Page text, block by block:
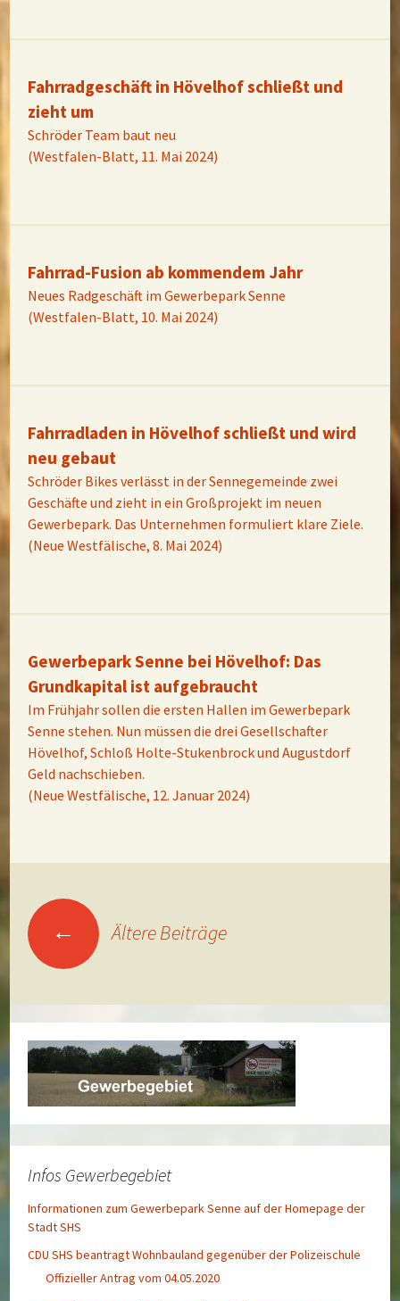
Fahrradgeschäft in Hövelhof schließt und
zieht um
Schröder Team baut neu
(Westfalen-Blatt, 11. Mai 2024)
Fahrrad-Fusion ab kommendem Jahr
Neues Radgeschäft im Gewerbepark Senne
(Westfalen-Blatt, 10. Mai 2024)
Fahrradladen in Hövelhof schließt und wird
neu gebaut
Schröder Bikes verlässt in der Sennegemeinde zwei
Geschäfte und zieht in ein Großprojekt im neuen
Gewerbepark. Das Unternehmen formuliert klare Ziele.
(Neue Westfälische, 8. Mai 2024)
Gewerbepark Senne bei Hövelhof: Das
Grundkapital ist aufgebraucht
Im Frühjahr sollen die ersten Hallen im Gewerbepark
Senne stehen. Nun müssen die drei Gesellschafter
Hövelhof, Schloß Holte-Stukenbrock und Augustdorf
Geld nachschieben.
(Neue Westfälische, 12. Januar 2024)
Beitragsnavigation
← Ältere Beiträge
Infos Gewerbegebiet
Informationen zum Gewerbepark Senne auf der Homepage der
Stadt SHS
CDU SHS beantragt Wohnbauland gegenüber der Polizeischule
Offizieller Antrag vom 04.05.2020